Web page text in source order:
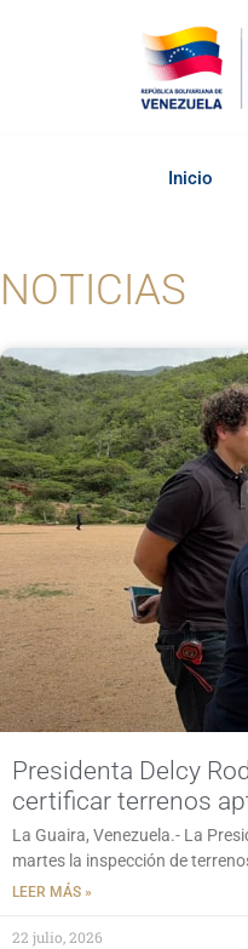
Inicio
NOTICIAS
Presidenta Delcy
certificar terrenos
La Guaira, Venezuela.- La
martes la inspección de
LEER MÁS »
22 julio, 2026